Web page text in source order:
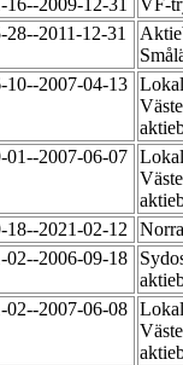
16--2009-12-31
VF-
28--2011-12-31
10--2007-04-13
01--2007-06-07
18--2021-02-12
02--2006-09-18
02--2007-06-08